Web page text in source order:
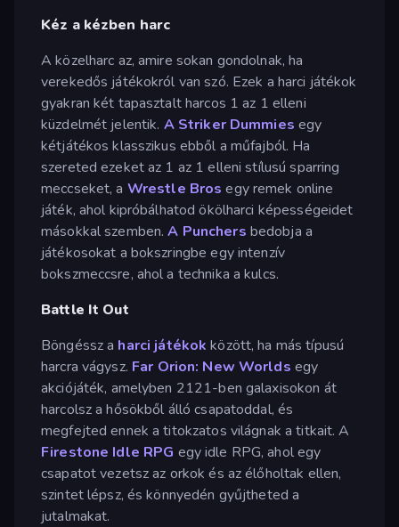
Kéz a kézben harc
A közelharc az, amire sokan gondolnak, ha
verekedős játékokról van szó. Ezek a harci játékok
gyakran két tapasztalt harcos 1 az 1 elleni
küzdelmét jelentik. A Striker Dummies egy
kétjátékos klasszikus ebből a műfajból. Ha
szereted ezeket az 1 az 1 elleni stílusú sparring
meccseket, a Wrestle Bros egy remek online
játék, ahol kipróbálhatod ökölharci képességeidet
másokkal szemben.A Punchers bedobja a
játékosokat a bokszringbe egy intenzív
bokszmeccsre, ahol a technika a kulcs.
Battle It Out
Böngéssz a harci játékokközött, ha más típusú
harcra vágysz. Far Orion: New Worlds egy
akciójáték, amelyben 2121-ben galaxisokon át
harcolsz a hősökből álló csapatoddal, és
megfejted ennek a titokzatos világnak a titkait. A
Firestone Idle RPG egy idle RPG, ahol egy
csapatot vezetsz az orkok és az élőholtak ellen,
szintet lépsz, és könnyedén gyűjtheted a
jutalmakat.